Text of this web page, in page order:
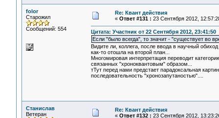
folor
Старожил
Сообщений: 554
Re: Квант действия
« Ответ #131 : 23 Сентября 2012,
Цитата: Участник от 22 Сентября 2012, 23:41:50
Если "было всегда", то значит - "существует во
Видите ли, коллега, после ввода в научный
как-то отошла на второй план...
Многомировая интерпретация переводит
связанных "хроноквантовым" образом...
тТут перед нами предстает парадоксальная
последовательность "хронозапутаностью"....
Станислав
Ветеран
Re: Квант действия
« Ответ #132 : 23 Сентября 2012,